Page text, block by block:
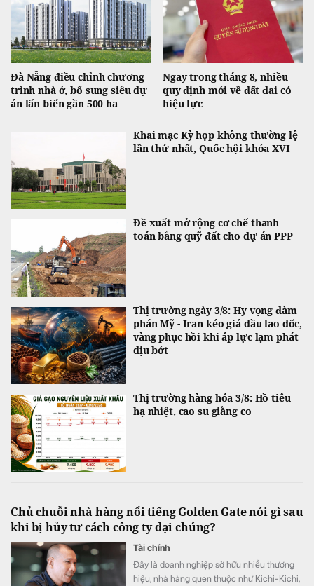
Đà Nẵng điều chỉnh chương
trình nhà ở, bổ sung siêu dự
án lấn biển gần 500 ha
Ngay trong tháng 8, nhiều
quy định mới về đất đai có
hiệu lực
Khai mạc Kỳ họp không thường lệ
lần thứ nhất, Quốc hội khóa XVI
Đề xuất mở rộng cơ chế thanh
toán bằng quỹ đất cho dự án PPP
Thị trường ngày 3/8: Hy vọng đàm
phán Mỹ - Iran kéo giá dầu lao dốc,
vàng phục hồi khi áp lực lạm phát
dịu bớt
Thị trường hàng hóa 3/8: Hồ tiêu
hạ nhiệt, cao su giằng co
Chủ chuỗi nhà hàng nổi tiếng Golden Gate nói gì sau
khi bị hủy tư cách công ty đại chúng?
Tài chính
Đây là doanh nghiệp sở hữu nhiều thương
hiệu, nhà hàng quen thuộc như Kichi-Kichi,